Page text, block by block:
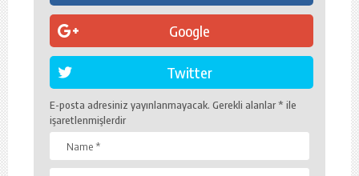
Google
Twitter
E-posta adresiniz yayınlanmayacak. Gerekli alanlar* ile
işaretlenmişlerdir